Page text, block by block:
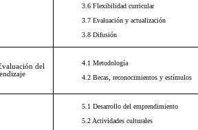
3.6 Flexibilidad curricular
3.7 Evaluación y actualización
3.8 Difusión
del
4.1 Metodología
4.2 Becas, reconocimientos y estímulos
5.1 Desarrollo del emprendimiento
5.2 Actividades culturales